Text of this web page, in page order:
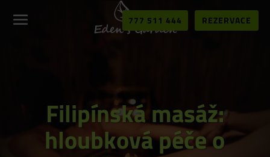
777 511 444 REZERVACE
Filipínská masáž:
hloubková péče o